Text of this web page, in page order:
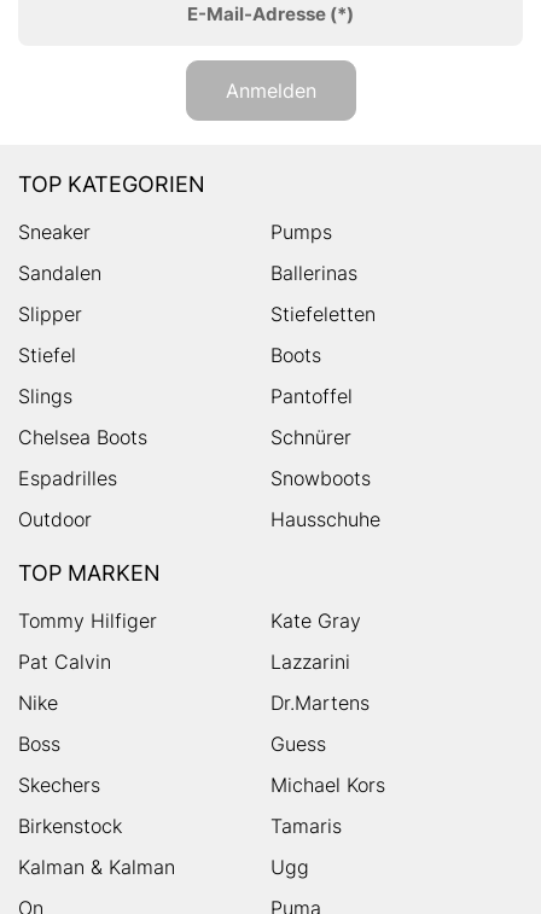
E-Mail-Adresse (*)
Anmelden
TOP KATEGORIEN
Sneaker
Pumps
Sandalen
Ballerinas
Slipper
Stiefeletten
Stiefel
Boots
Slings
Pantoffel
Chelsea Boots
Schnürer
Espadrilles
Snowboots
Outdoor
Hausschuhe
TOP MARKEN
Tommy Hilfiger
Kate Gray
Pat Calvin
Lazzarini
Nike
Dr.Martens
Boss
Guess
Skechers
Michael Kors
Birkenstock
Tamaris
Kalman & Kalman
Ugg
On
Puma